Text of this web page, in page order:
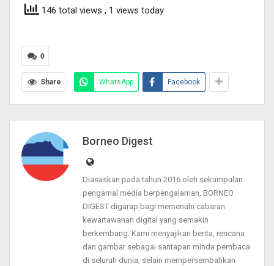
146 total views , 1 views today
0
Share WhatsApp Facebook
Borneo Digest
Diasaskan pada tahun 2016 oleh sekumpulan
pengamal media berpengalaman, BORNEO
DIGEST digarap bagi memenuhi cabaran
kewartawanan digital yang semakin
berkembang. Kami menyajikan berita, rencana
dan gambar sebagai santapan minda pembaca
di seluruh dunia, selain mempersembahkan